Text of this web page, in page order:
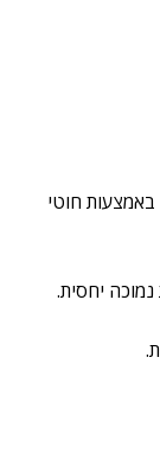
חוטי
נמוכה יחסית.